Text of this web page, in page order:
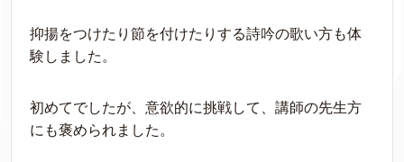
抑揚をつけたり節を付けたりする詩吟の歌い方も体
験しました。
初めてでしたが、意欲的に挑戦して、講師の先生方
にも褒められました。